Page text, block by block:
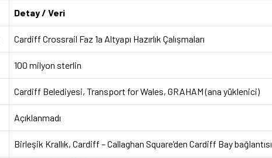
Detay / Veri
Cardiff Crossrail Faz 1a Altyapı Hazırlık Çalışmaları
100 milyon sterlin
Cardiff Belediyesi, Transport for Wales, GRAHAM (ana yüklenici)
Açıklanmadı
Birleşik Krallık, Cardiff – Callaghan Square’den Cardiff Bay bağlantısı